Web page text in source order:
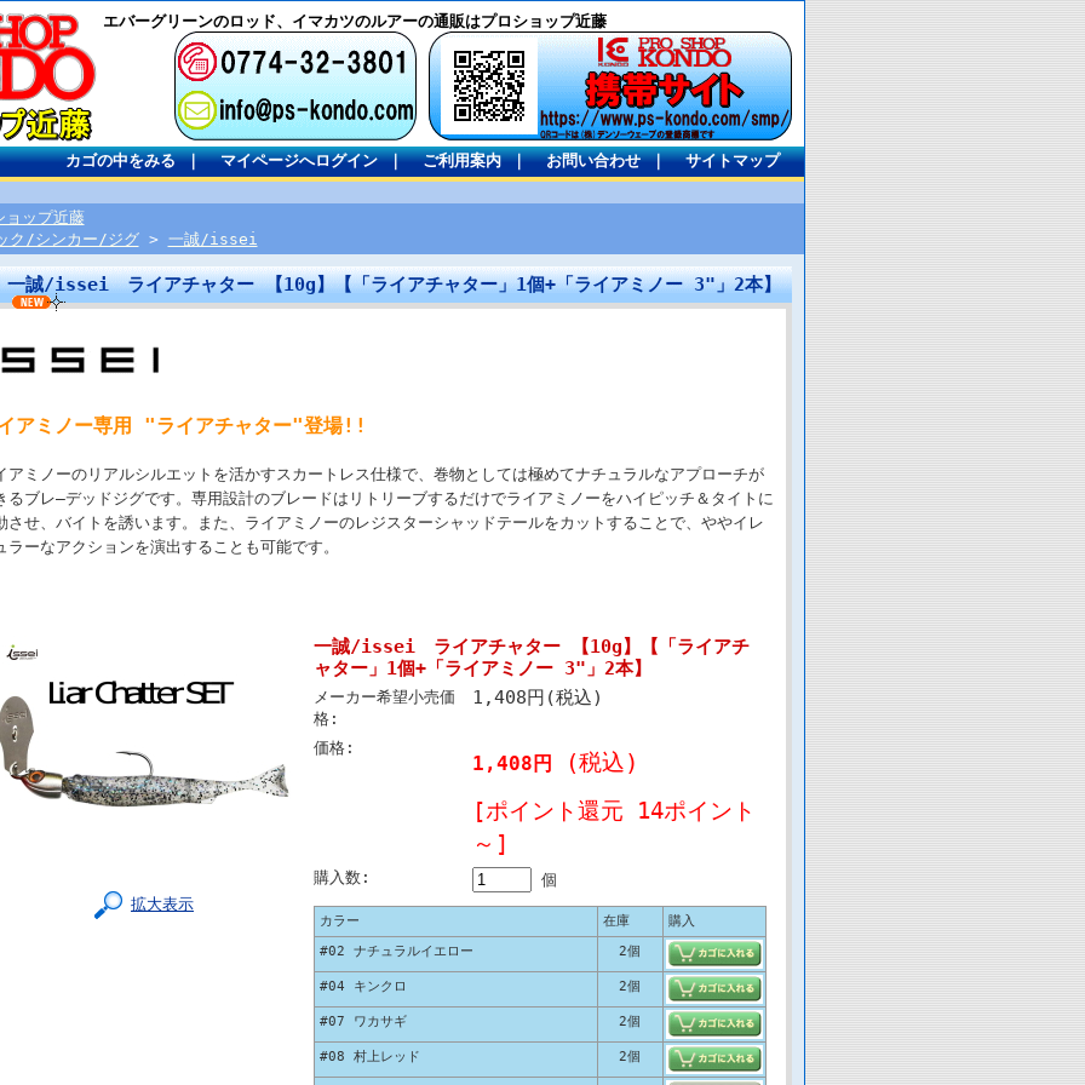
エバーグリーンのロッド、イマカツのルアーの通販はプロショップ近藤
カゴの中をみる｜ マイページへログイン｜ ご利用案内｜ お問い合わせ｜ サイトマップ
ョップ近藤
ク/シンカー/ジグ> 一誠/issei
一誠/issei ライアチャター 【10g】【「ライアチャター」1個+「ライアミノー 3"」2本】
アミノー専用 "ライアチャター"登場!!
アミノーのリアルシルエットを活かすスカートレス仕様で、巻物としては極めてナチュラルなアプローチが
るブレ―デッドジグです。専用設計のブレードはリトリーブするだけでライアミノーをハイピッチ＆タイトに
させ、バイトを誘います。また、ライアミノーのレジスターシャッドテールをカットすることで、ややイレ
ラーなアクションを演出することも可能です。
拡大表示
一誠/issei ライアチャター 【10g】【「ライアチ
ャター」1個+「ライアミノー 3"」2本】
メーカー希望小売価
格:
1,408円(税込)
価格:
1,408円
(税込)
[ポイント還元 14ポイント
～]
購入数: 個
カラー 在庫
購入
#02 ナチュラルイエロー
2個
#04 キンクロ 2個
#07 ワカサギ 2個
#08 村上レッド 2個